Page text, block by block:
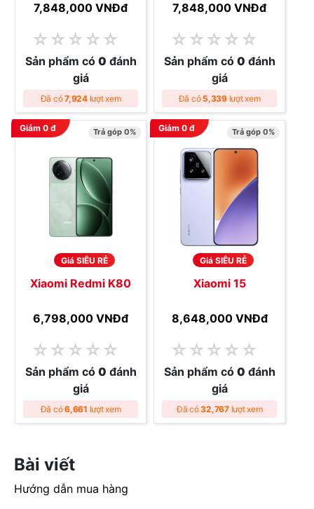
7,848,000 VNĐđ
☆ ☆ ☆ ☆ ☆
Sản phẩm có 0 đánh
giá
Đã có7,924lượt xem
7,848,000 VNĐđ
☆ ☆ ☆ ☆ ☆
Sản phẩm có 0 đánh
giá
Đã có 5,339lượt xem
Giảm 0đ Trả góp 0%
Giá SIÊU RẺ
Xiaomi Redmi K80
6,798,000 VNĐđ
☆ ☆ ☆ ☆ ☆
Sản phẩm có 0 đánh
giá
Đã có6,661 lượt xem
Giảm 0đ Trả góp 0%
Giá SIÊU RẺ
Xiaomi 15
8,648,000 VNĐđ
☆ ☆ ☆ ☆ ☆
Sản phẩm có 0 đánh
giá
Đã có32,767lượt xem
Bài viết
Hướng dẫn mua hàng